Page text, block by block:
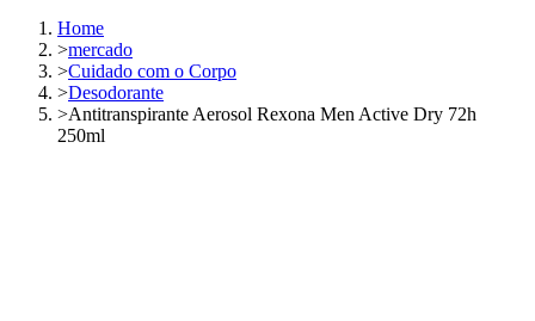
Home
>mercado
>Cuidado com o Corpo
>Desodorante
>Antitranspirante Aerosol Rexona Men Active Dry 72h
250ml